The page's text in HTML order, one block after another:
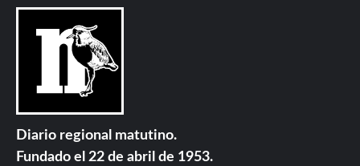
Diario regional matutino.
Fundado el 22 de abril de 1953.